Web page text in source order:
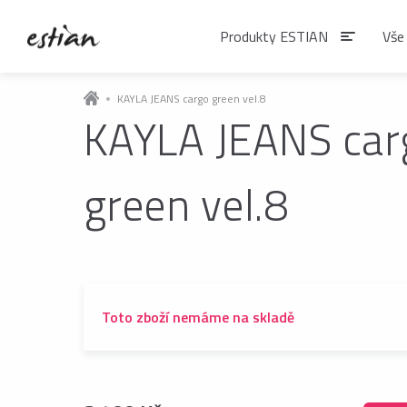
KAYLA JEANS cargo green vel.8
KAYLA JEANS
green vel.8
Toto zboží nemáme na skladě
Produkty ESTIAN
Produkty
VÝDEJNÍKY VODY
ČAJE